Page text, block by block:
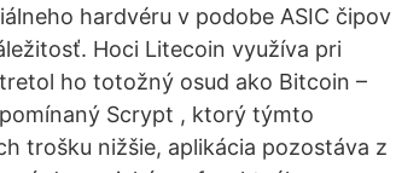
hardvéru v podobe ASIC čipov
Hoci Litecoin využíva pri
ho totožný osud ako Bitcoin –
Scrypt , ktorý týmto
trošku nižšie, aplikácia pozostáva z